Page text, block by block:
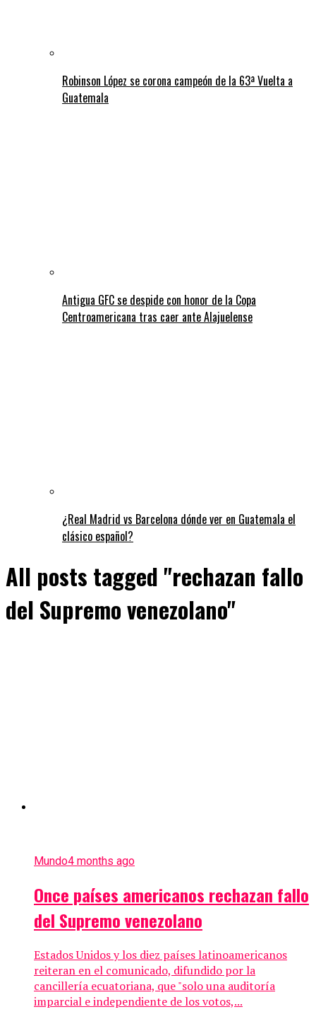
Robinson López se corona campeón de la 63ª Vuelta a
Guatemala
Antigua GFC se despide con honor de la Copa
Centroamericana tras caer ante Alajuelense
¿Real Madrid vs Barcelona dónde ver en Guatemala el
clásico español?
All posts tagged "rechazan fallo
del Supremo venezolano"
Mundo4 months ago
Once países americanos rechazan fallo
del Supremo venezolano
Estados Unidos y los diez países latinoamericanos
reiteran en el comunicado, difundido por la
cancillería ecuatoriana, que "solo una auditoría
imparcial e independiente de los votos,...